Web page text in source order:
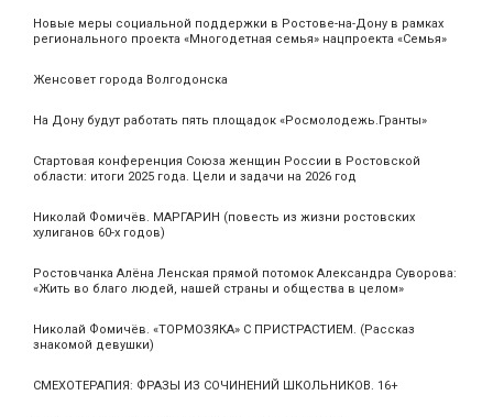
Новые меры социальной поддержки в Ростове-на-Дону в рамках
регионального проекта «Многодетная семья» нацпроекта «Семья»
Женсовет города Волгодонска
На Дону будут работать пять площадок «Росмолодежь.Гранты»
Стартовая конференция Союза женщин России в Ростовской
области: итоги 2025 года. Цели и задачи на 2026 год
Николай Фомичёв. МАРГАРИН (повесть из жизни ростовских
хулиганов 60-х годов)
Ростовчанка Алёна Ленская прямой потомок Александра Суворова:
«Жить во благо людей, нашей страны и общества в целом»
Николай Фомичёв. «ТОРМОЗЯКА» С ПРИСТРАСТИЕМ. (Рассказ
знакомой девушки)
СМЕХОТЕРАПИЯ: ФРАЗЫ ИЗ СОЧИНЕНИЙ ШКОЛЬНИКОВ. 16+